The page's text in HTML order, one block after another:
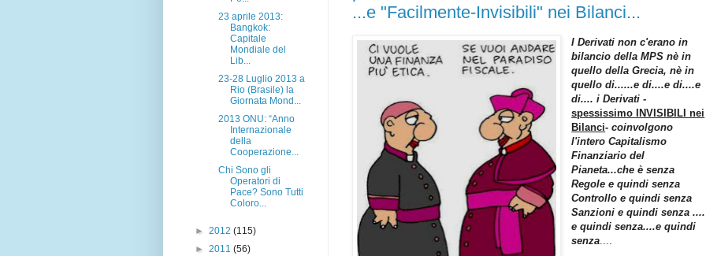
...e "Facilmente-Invisibili" nei Bilanci...
I Derivati non c'erano in
bilancio della MPS nè in
quello della Grecia, nè in
quello di......e di....e di....e
di.... i Derivati -
spessissimo INVISIBILI nei
Bilanci- coinvolgono
l'intero Capitalismo
Finanziario del
Pianeta...che è senza
Regole e quindi senza
Controllo e quindi senza
Sanzioni e quindi senza ....
e quindi senza....e quindi
senza
23 aprile 2013:
Bangkok:
Capitale
Mondiale del
Lib...
23-28 Luglio 2013 a
Rio (Brasile) la
Giornata Mond...
2013 ONU: “Anno
Internazionale
della
Cooperazione...
Chi Sono gli
Operatori di
Pace? Sono Tutti
Coloro...
► 2012 (115)
► 2011 (56)